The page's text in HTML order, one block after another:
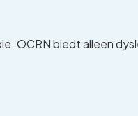
OCRN biedt alleen